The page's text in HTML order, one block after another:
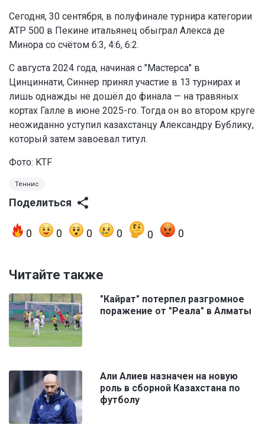
Сегодня, 30 сентября, в полуфинале турнира категории
ATP 500 в Пекине итальянец обыграл Алекса де
Минора со счётом 6:3, 4:6, 6:2.
С августа 2024 года, начиная с "Мастерса" в
Цинциннати, Синнер принял участие в 13 турнирах и
лишь однажды не дошёл до финала — на травяных
кортах Галле в июне 2025-го. Тогда он во втором круге
неожиданно уступил казахстанцу Александру Бублику,
который затем завоевал титул.
Фото: KTF
Теннис
Поделиться
0 0 0 0 0 0
Читайте также
"Кайрат" потерпел разгромное
поражение от "Реала" в Алматы
Али Алиев назначен на новую
роль в сборной Казахстана по
футболу